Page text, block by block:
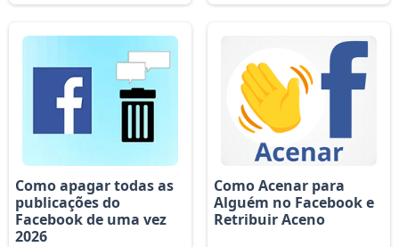
Como apagar todas as
publicações do
Facebook de uma vez
2026
Como Acenar para
Alguém no Facebook e
Retribuir Aceno